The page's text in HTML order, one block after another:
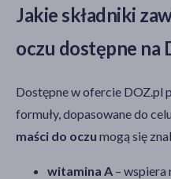
pokaż więcej
Jakie składniki
oczu dostępne na
Dostępne w ofercie DOZ.pl
formuły, dopasowane do
maści do oczu mogą się
witamina A – wspiera